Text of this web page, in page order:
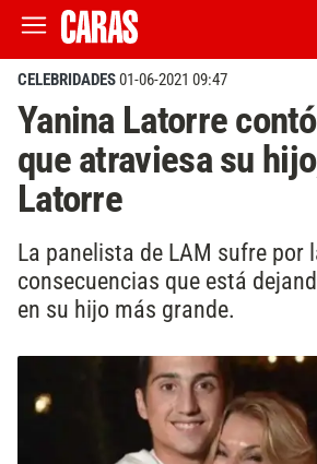
CELEBRIDADES01-06-2021 09:47
Yanina Latorre
que atraviesa su
Latorre
La panelista de LAM sufre por
consecuencias que está
en su hijo más grande.